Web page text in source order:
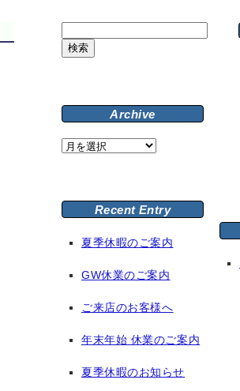
索:
Archive
Archive
Recent Entry
夏季休暇のご案内
GW休業のご案内
ご来店のお客様へ
年末年始 休業のご案内
夏季休暇のお知らせ